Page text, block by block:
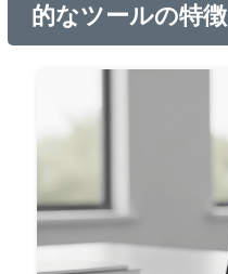
的なツールの特徴